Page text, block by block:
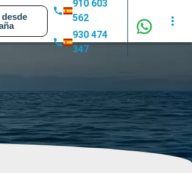
910 603
562
930 474
347